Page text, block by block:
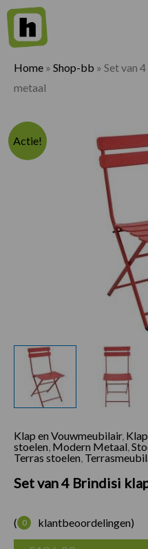
Home » Shop-bb » Set van
metaal
Actie!
Klap en Vouwmeubilair,
stoelen Modern Metaal
Terras stoelen
Set van 4 Brindisi
( 0 klantbeoordelingen)